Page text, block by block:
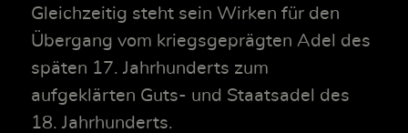
Gleichzeitig steht sein Wirken für den
Übergang vom kriegsgeprägten Adel des
späten 17. Jahrhunderts zum
aufgeklärten Guts- und Staatsadel des
18. Jahrhunderts.